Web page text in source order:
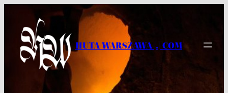
treści
HUTA WARSZAWA |.| COM